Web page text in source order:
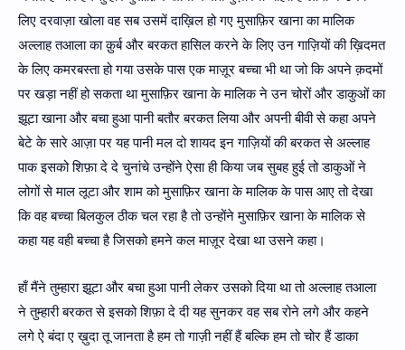
लिए दरवाज़ा खोला वह सब उसमें दाख़िल हो गए मुसाफ़िर खाना का मालिक
अल्लाह तआला का क़ुर्ब और बरकत हासिल करने के लिए उन गाज़ियों की ख़िदमत
के लिए कमरबस्ता हो गया उसके पास एक माज़ूर बच्चा भी था जो कि अपने क़दमों
पर खड़ा नहीं हो सकता था मुसाफ़िर खाना के मालिक ने उन चोरों और डाकुओं का
झूटा खाना और बचा हुआ पानी बतौर बरकत लिया और अपनी बीवी से कहा अपने
बेटे के सारे आज़ा पर यह पानी मल दो शायद इन गाज़ियों की बरकत से अल्लाह
पाक इसको शिफ़ा दे दे चुनांचे उन्होंने ऐसा ही किया जब सुबह हुई तो डाकुओं ने
लोगों से माल लूटा और शाम को मुसाफ़िर खाना के मालिक के पास आए तो देखा
कि वह बच्चा बिलकुल ठीक चल रहा है तो उन्होंने मुसाफ़िर खाना के मालिक से
कहा यह वही बच्चा है जिसको हमने कल माज़ूर देखा था उसने कहा।
हाँ मैंने तुम्हारा झूटा और बचा हुआ पानी लेकर उसको दिया था तो अल्लाह तआला
ने तुम्हारी बरकत से इसको शिफ़ा दे दी यह सुनकर वह सब रोने लगे और कहने
लगे ऐ बंदा ए ख़ुदा तू जानता है हम तो गाज़ी नहीं हैं बल्कि हम तो चोर हैं डाका